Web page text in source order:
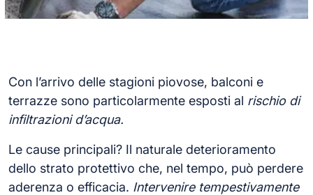
Con l’arrivo delle stagioni piovose, balconi e
terrazze sono particolarmente esposti al rischio di
infiltrazioni d’acqua.
Le cause principali? Il naturale deterioramento
dello strato protettivo che, nel tempo, può perdere
aderenza o efficacia. Intervenire tempestivamente